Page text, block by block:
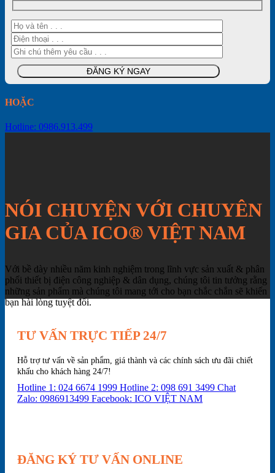
HOẶC
Hotline: 0986.913.499
NÓI CHUYỆN VỚI CHUYÊN
GIA CỦA ICO® VIỆT NAM
Với bề dày nhiều năm kinh nghiệm trong lĩnh vực sản xuất & phân
phối thiết bị điện công nghiệp & dân dụng, chúng tôi tin tưởng rằng
những sản phẩm mà chúng tôi mang tới cho bạn chắc chắn sẽ khiến
bạn hài lòng tuyệt đối.
TƯ VẤN TRỰC TIẾP 24/7
Hỗ trợ tư vấn về sản phẩm, giá thành và các chính sách ưu đãi chiết
khấu cho khách hàng 24/7!
Hotline 1: 024 6674 1999 Hotline 2: 098 691 3499 Chat
Zalo: 0986913499 Facebook: ICO VIỆT NAM
ĐĂNG KÝ TƯ VẤN ONLINE